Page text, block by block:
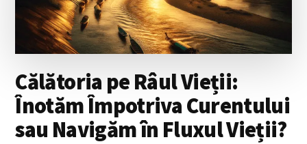
Călătoria pe Râul Vieții:
Înotăm Împotriva Curentului
sau Navigăm în Fluxul Vieții?